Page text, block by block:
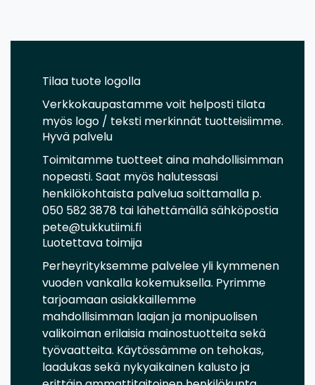
Tilaa tuote logolla
Verkkokaupastamme voit helposti tilata
myös logo / teksti merkinnät tuotteisiimme.
Hyvä palvelu
Toimitamme tuotteet aina mahdollisimman
nopeasti. Saat myös halutessasi
henkilökohtaista palvelua soittamalla p.
050 582 3878 tai lähettämällä sähköpostia
pete@tukkutiimi.fi
Luotettava toimija
Perheyrityksemme palvelee yli kymmenen
vuoden vankalla kokemuksella. Pyrimme
tarjoamaan asiakkaillemme
mahdollisimman laajan ja monipuolisen
valikoiman erilaisia mainostuotteita sekä
työvaatteita. Käytössämme on tehokas,
laadukas sekä nykyaikainen kalusto ja